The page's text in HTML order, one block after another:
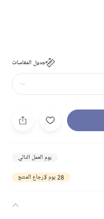
جدول المقاسات
يوم العمل التالي
28 يوم لإرجاع المنتج